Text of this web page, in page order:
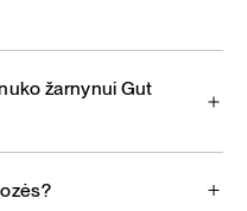
žarnynui Gut